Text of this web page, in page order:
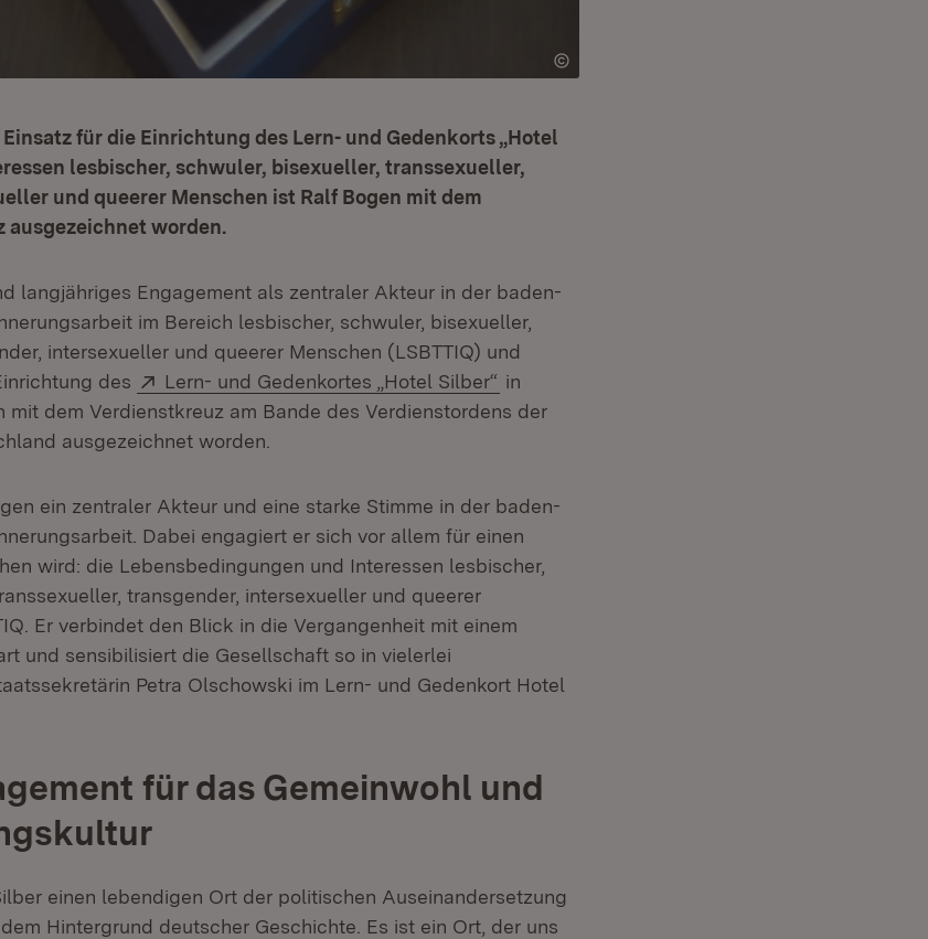
für die Einrichtung des Lern- und Gedenkorts „Hotel
lesbischer, schwuler, bisexueller, transsexueller,
und queerer Menschen ist Ralf Bogen mit dem
ausgezeichnet worden.
langjähriges Engagement als zentraler Akteur in der baden-
im Bereich lesbischer, schwuler, bisexueller,
intersexueller und queerer Menschen (LSBTTIQ) und
des
Extern:
Lern- und Gedenkortes „Hotel Silber“ (Öffnet in neuem Fenster)
in
mit dem Verdienstkreuz am Bande des Verdienstordens der
ausgezeichnet worden.
ein zentraler Akteur und eine starke Stimme in der baden-
Dabei engagiert er sich vor allem für einen
wird: die Lebensbedingungen und Interessen lesbischer,
transgender, intersexueller und queerer
Er verbindet den Blick in die Vergangenheit mit einem
und sensibilisiert die Gesellschaft so in vielerlei
Petra Olschowski im Lern- und Gedenkort Hotel
für das Gemeinwohl und
einen lebendigen Ort der politischen Auseinandersetzung
Hintergrund deutscher Geschichte. Es ist ein Ort, der uns